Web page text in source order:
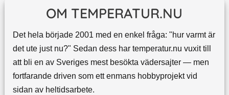
OM TEMPERATUR.NU
Det hela började 2001 med en enkel fråga: "hur varmt är
det ute just nu?" Sedan dess har temperatur.nu vuxit till
att bli en av Sveriges mest besökta vädersajter — men
fortfarande driven som ett enmans hobbyprojekt vid
sidan av heltidsarbete.